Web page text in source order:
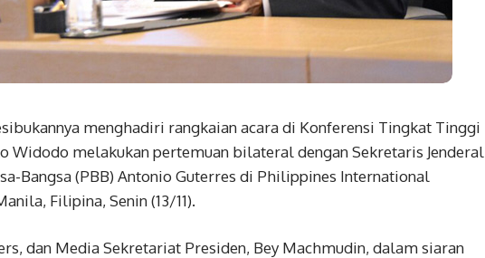
menghadiri rangkaian acara di Konferensi Tingkat Tinggi
Widodo melakukan pertemuan bilateral dengan Sekretaris Jenderal
Bangsa (PBB) Antonio Guterres di Philippines International
Filipina, Senin (13/11).
dan Media Sekretariat Presiden, Bey Machmudin, dalam siaran